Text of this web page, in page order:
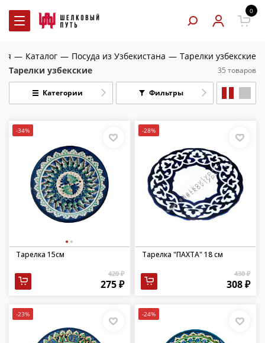
0
— Каталог — Посуда из Узбекистана — Тарелки узбекские
Тарелки узбекские
35 товаров
Категории Фильтры
-34%
Тарелка 15см
420 ₽
275 ₽
-28%
Тарелка "ПАХТА" 18 см
430 ₽
308 ₽
-23% -24%